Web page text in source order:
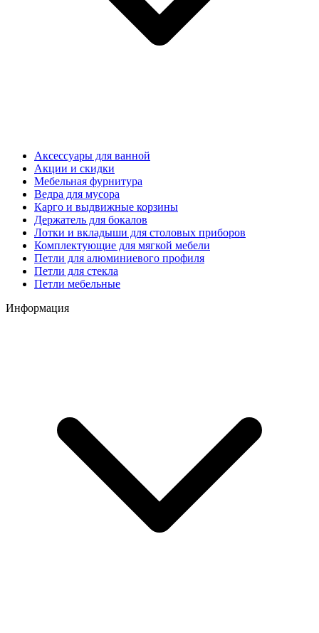
Аксессуары для ванной
Акции и скидки
Мебельная фурнитура
Ведра для мусора
Карго и выдвижные корзины
Держатель для бокалов
Лотки и вкладыши для столовых приборов
Комплектующие для мягкой мебели
Петли для алюминиевого профиля
Петли для стекла
Петли мебельные
Информация